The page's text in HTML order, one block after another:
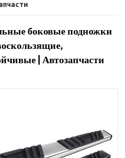
боковые подножки
| Автозапчасти